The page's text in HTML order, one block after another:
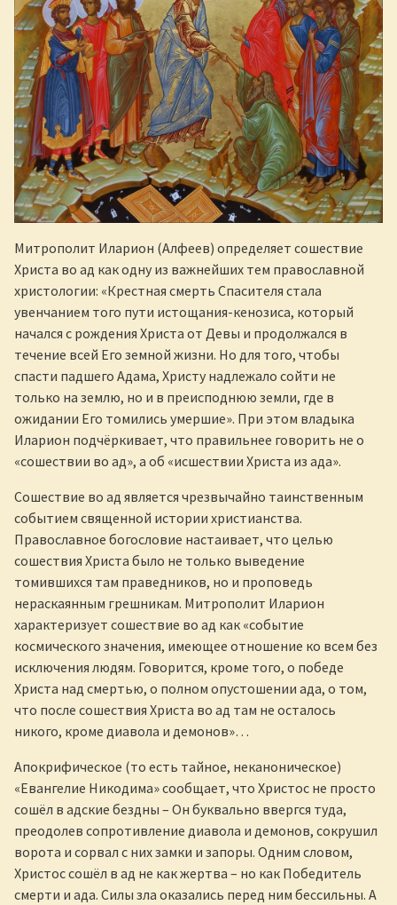
Митрополит Иларион (Алфеев) определяет сошествие
Христа во ад как одну из важнейших тем православной
христологии: «Крестная смерть Спасителя стала
увенчанием того пути истощания-кенозиса, который
начался с рождения Христа от Девы и продолжался в
течение всей Его земной жизни. Но для того, чтобы
спасти падшего Адама, Христу надлежало сойти не
только на землю, но и в преисподнюю земли, где в
ожидании Его томились умершие». При этом владыка
Иларион подчёркивает, что правильнее говорить не о
«сошествии во ад», а об «исшествии Христа из ада».
Сошествие во ад является чрезвычайно таинственным
событием священной истории христианства.
Православное богословие настаивает, что целью
сошествия Христа было не только выведение
томившихся там праведников, но и проповедь
нераскаянным грешникам. Митрополит Иларион
характеризует сошествие во ад как «событие
космического значения, имеющее отношение ко всем без
исключения людям. Говорится, кроме того, о победе
Христа над смертью, о полном опустошении ада, о том,
что после сошествия Христа во ад там не осталось
никого, кроме диавола и демонов»…
Апокрифическое (то есть тайное, неканоническое)
«Евангелие Никодима» сообщает, что Христос не просто
сошёл в адские бездны – Он буквально ввергся туда,
преодолев сопротивление диавола и демонов, сокрушил
ворота и сорвал с них замки и запоры. Одним словом,
Христос сошёл в ад не как жертва – но как Победитель
смерти и ада. Силы зла оказались перед ним бессильны. А